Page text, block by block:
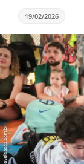
19/02/2026